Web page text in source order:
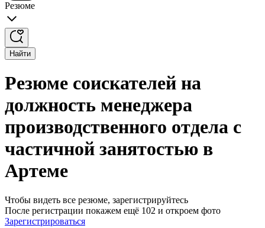
Резюме
Найти
Резюме соискателей на
должность менеджера
производственного отдела с
частичной занятостью в
Артеме
Чтобы видеть все резюме, зарегистрируйтесь
После регистрации покажем ещё 102 и откроем фото
Зарегистрироваться